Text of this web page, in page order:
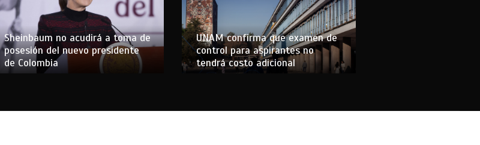
Sheinbaum no acudirá a toma de
posesión del nuevo presidente
de Colombia
UNAM confirma que examen de
control para aspirantes no
tendrá costo adicional